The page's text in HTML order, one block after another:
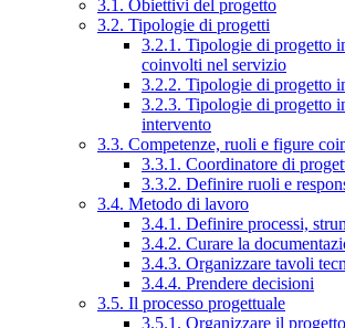
3.1. Obiettivi del progetto
3.2. Tipologie di progetti
3.2.1. Tipologie di progetto
coinvolti nel servizio
3.2.2. Tipologie di progetto
3.2.3. Tipologie di progetto
intervento
3.3. Competenze, ruoli e figure
3.3.1. Coordinatore di
3.3.2. Definire ruoli e
3.4. Metodo di lavoro
3.4.1. Definire processi,
3.4.2. Curare la
3.4.3. Organizzare tavoli
3.4.4. Prendere decisioni
3.5. Il processo progettuale
3.5.1. Organizzare il